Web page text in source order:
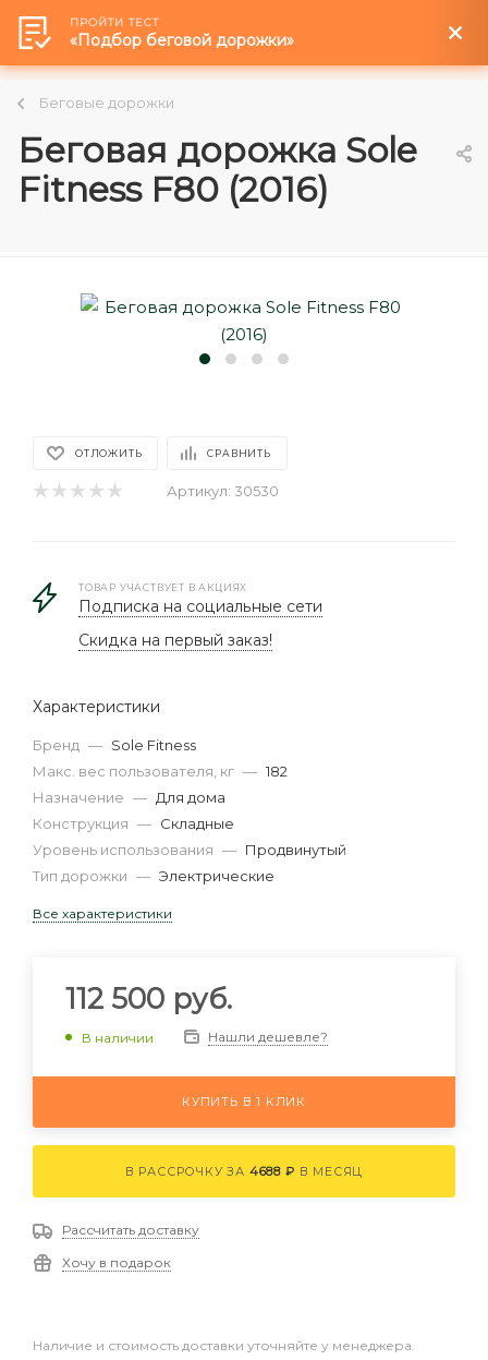
0
Беговые дорожки
Беговая дорожка Sole
Fitness F80 (2016)
ОТЛОЖИТЬ СРАВНИТЬ
Артикул: 30530
ТОВАР УЧАСТВУЕТ В АКЦИЯХ
Подписка на социальные сети
Скидка на первый заказ!
Характеристики
Бренд — Sole Fitness
Макс. вес пользователя, кг — 182
Назначение — Для дома
Конструкция — Складные
Уровень использования — Продвинутый
Тип дорожки — Электрические
Все характеристики
112 500 руб.
В наличии Нашли дешевле?
КУПИТЬ В 1 КЛИК
В РАССРОЧКУ ЗА 4688 ₽ В МЕСЯЦ
Рассчитать доставку
Хочу в подарок
Наличие и стоимость доставки уточняйте у менеджера.
ПРОЙТИ ТЕСТ
«Подбор беговой дорожки»